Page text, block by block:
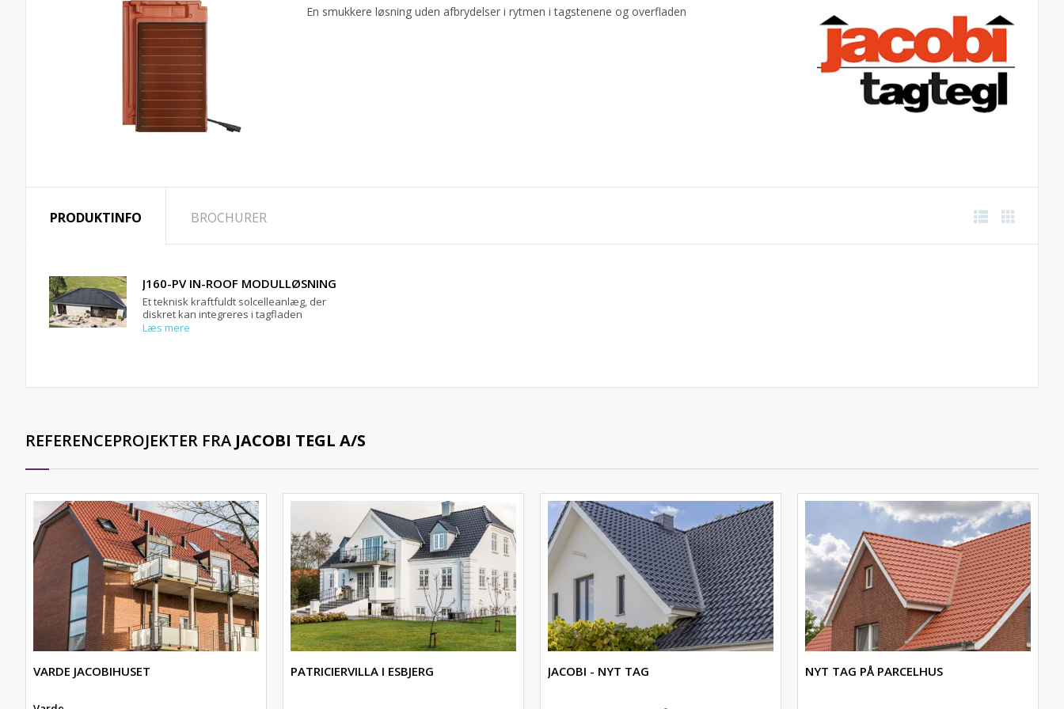
En smukkere løsning uden afbrydelser i rytmen i tagstenene og overfladen
PRODUKTINFO BROCHURER
J160-PV IN-ROOF MODULLØSNING
Et teknisk kraftfuldt solcelleanlæg, der
diskret kan integreres i tagfladen
Læs mere
REFERENCEPROJEKTER FRA JACOBI TEGL A/S
VARDE JACOBIHUSET PATRICIERVILLA I ESBJERG JACOBI - NYT TAG NYT TAG PÅ PARCELHUS